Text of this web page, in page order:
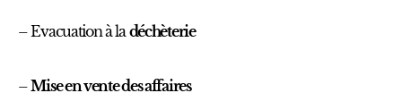
– Evacuation à ladéchèterie
–Mise en vente des affaires